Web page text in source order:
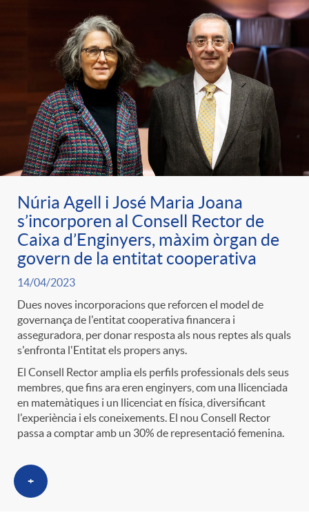
Núria Agell i José Maria Joana
s’incorporen al Consell Rector de
Caixa d’Enginyers, màxim òrgan de
govern de la entitat cooperativa
14/04/2023
Dues noves incorporacions que reforcen el model de
governança de l'entitat cooperativa financera i
asseguradora, per donar resposta als nous reptes als quals
s'enfronta l'Entitat els propers anys.
El Consell Rector amplia els perfils professionals dels seus
membres, que fins ara eren enginyers, com una llicenciada
en matemàtiques i un llicenciat en física, diversificant
l'experiència i els coneixements. El nou Consell Rector
passa a comptar amb un 30% de representació femenina.
+